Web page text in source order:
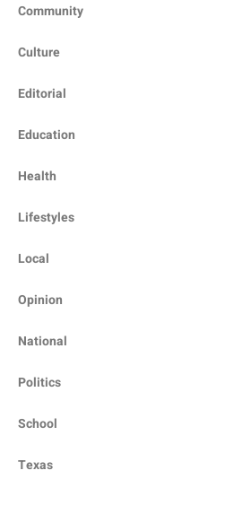
Community
Culture
Editorial
Education
Health
Lifestyles
Local
Opinion
National
Politics
School
Texas